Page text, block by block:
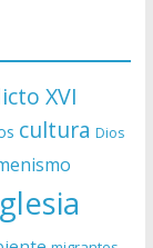
XVI
cultura Dios